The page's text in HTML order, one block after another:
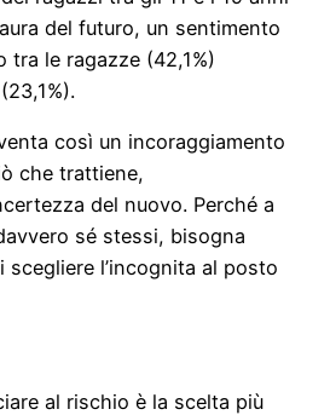
del futuro, un sentimento
tra le ragazze (42,1%)
così un incoraggiamento
che trattiene,
del nuovo. Perché a
sé stessi, bisogna
scegliere l’incognita al posto
al rischio è la scelta più